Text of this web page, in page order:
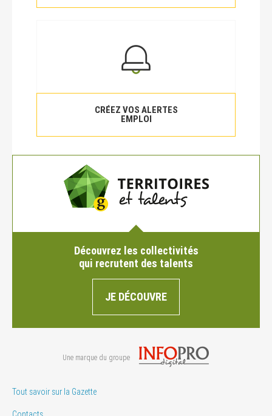
CRÉEZ VOS ALERTES
EMPLOI
Découvrez les collectivités
qui recrutent des talents
JE DÉCOUVRE
Une marque du groupe
Tout savoir sur la Gazette
Contacts